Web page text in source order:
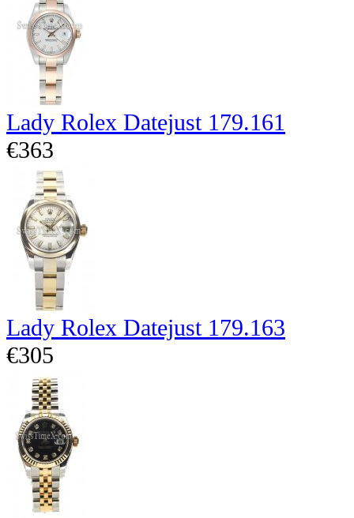
Lady Rolex Datejust 179.161
€363
Lady Rolex Datejust 179.163
€305